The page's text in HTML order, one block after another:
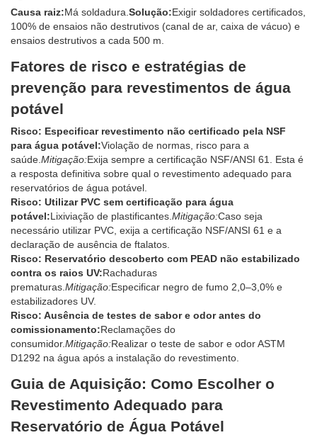
Causa raiz:Má soldadura. Solução:Exigir soldadores certificados,
100% de ensaios não destrutivos (canal de ar, caixa de vácuo) e
ensaios destrutivos a cada 500 m.
Fatores de risco e estratégias de
prevenção para revestimentos de água
potável
Risco: Especificar revestimento não certificado pela NSF
para água potável:Violação de normas, risco para a
saúde. Mitigação:Exija sempre a certificação NSF/ANSI 61. Esta é
a resposta definitiva sobre qual o revestimento adequado para
reservatórios de água potável.
Risco: Utilizar PVC sem certificação para água
potável:Lixiviação de plastificantes. Mitigação:Caso seja
necessário utilizar PVC, exija a certificação NSF/ANSI 61 e a
declaração de ausência de ftalatos.
Risco: Reservatório descoberto com PEAD não estabilizado
contra os raios UV:Rachaduras
prematuras. Mitigação:Especificar negro de fumo 2,0–3,0% e
estabilizadores UV.
Risco: Ausência de testes de sabor e odor antes do
comissionamento:Reclamações do
consumidor.Mitigação:Realizar o teste de sabor e odor ASTM
D1292 na água após a instalação do revestimento.
Guia de Aquisição: Como Escolher o
Revestimento Adequado para
Reservatório de Água Potável